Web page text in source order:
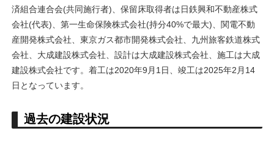
済組合連合会(共同施行者)、保留床取得者は日鉄興和不動産株式
会社(代表)、第一生命保険株式会社(持分40%で最大)、関電不動
産開発株式会社、東京ガス都市開発株式会社、九州旅客鉄道株式
会社、大成建設株式会社、設計は大成建設株式会社、施工は大成
建設株式会社です。着工は2020年9月1日、竣工は2025年2月14
日となっています。
過去の建設状況